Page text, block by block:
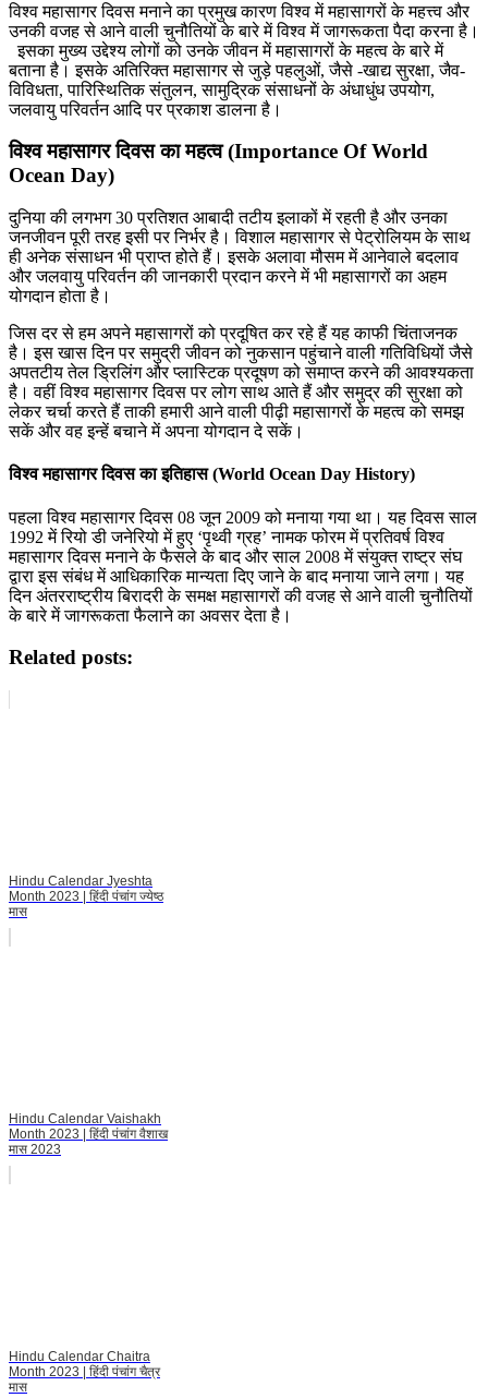
विश्व महासागर दिवस मनाने का प्रमुख कारण विश्व में महासागरों के महत्त्व और
उनकी वजह से आने वाली चुनौतियों के बारे में विश्व में जागरूकता पैदा करना है।
इसका मुख्य उद्देश्य लोगों को उनके जीवन में महासागरों के महत्व के बारे में
बताना है। इसके अतिरिक्त महासागर से जुड़े पहलुओं, जैसे -खाद्य सुरक्षा, जैव-
विविधता, पारिस्थितिक संतुलन, सामुद्रिक संसाधनों के अंधाधुंध उपयोग,
जलवायु परिवर्तन आदि पर प्रकाश डालना है।
विश्व महासागर दिवस का महत्व (Importance Of World
Ocean Day)
दुनिया की लगभग 30 प्रतिशत आबादी तटीय इलाकों में रहती है और उनका
जनजीवन पूरी तरह इसी पर निर्भर है। विशाल महासागर से पेट्रोलियम के साथ
ही अनेक संसाधन भी प्राप्त होते हैं। इसके अलावा मौसम में आनेवाले बदलाव
और जलवायु परिवर्तन की जानकारी प्रदान करने में भी महासागरों का अहम
योगदान होता है।
जिस दर से हम अपने महासागरों को प्रदूषित कर रहे हैं यह काफी चिंताजनक
है। इस खास दिन पर समुद्री जीवन को नुकसान पहुंचाने वाली गतिविधियों जैसे
अपतटीय तेल ड्रिलिंग और प्लास्टिक प्रदूषण को समाप्त करने की आवश्यकता
है। वहीं विश्व महासागर दिवस पर लोग साथ आते हैं और समुद्र की सुरक्षा को
लेकर चर्चा करते हैं ताकी हमारी आने वाली पीढ़ी महासागरों के महत्व को समझ
सकें और वह इन्हें बचाने में अपना योगदान दे सकें।
विश्व महासागर दिवस का इतिहास (World Ocean Day History)
पहला विश्व महासागर दिवस 08 जून 2009 को मनाया गया था। यह दिवस साल
1992 में रियो डी जनेरियो में हुए ‘पृथ्वी ग्रह’ नामक फोरम में प्रतिवर्ष विश्व
महासागर दिवस मनाने के फैसले के बाद और साल 2008 में संयुक्त राष्ट्र संघ
द्वारा इस संबंध में आधि‍कारिक मान्यता दिए जाने के बाद मनाया जाने लगा। यह
दिन अंतरराष्ट्रीय बिरादरी के समक्ष महासागरों की वजह से आने वाली चुनौतियों
के बारे में जागरूकता फैलाने का अवसर देता है।
Related posts:
Hindu Calendar Jyeshta
Month 2023 | हिंदी पंचांग ज्येष्ठ
मास
Hindu Calendar Vaishakh
Month 2023 | हिंदी पंचांग वैशाख
मास 2023
Hindu Calendar Chaitra
Month 2023 | हिंदी पंचांग चैत्र
मास